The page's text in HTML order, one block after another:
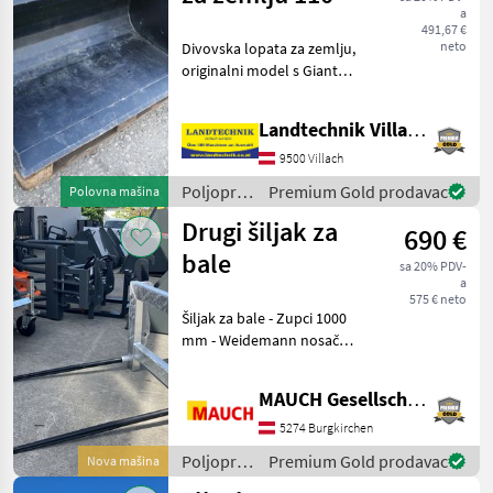
Polovna mašina
a
491,67 €
neto
Divovska lopata za zemlju,
originalni model s Giant
rubom, demonstracijski
model, odmah dostupno u
našem skladištu u Villachu.
Landtechnik Villach GmbH
9500 Villach
Poljoprivredni
motorni
strojevi /
Giant
Premium Gold prodavac
Nova mašina
Drugi šiljak za
bale
690 €
sa 20% PDV-
a
575 € neto
Šiljak za bale - Zupci 1000
mm - Weidemann nosač
detaljno pokazati stroj ili,
ako je potrebno,
demonstrirati ga za
MAUCH Gesellschaft m.b.H. & Co.KG
5274 Burgkirchen
Poljoprivredni
motorni
Premium Gold prodavac